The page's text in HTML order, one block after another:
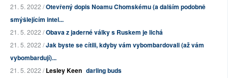
21. 5. 2022 /Otevřený dopis Noamu Chomskému (a dalším podobně
smýšlejícím intel...
21. 5. 2022 /Obava z jaderné války s Ruskem je lichá
21. 5. 2022 /Jak byste se cítili, kdyby vám vybombardovali (až vám
vybombardují)...
21. 5. 2022 /Lesley Keen darling buds